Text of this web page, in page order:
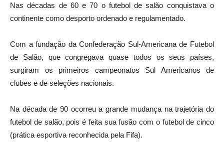
Nas décadas de 60 e 70 o futebol de salão conquistava o
continente como desporto ordenado e regulamentado.
Com a fundação da Confederação Sul-Americana de Futebol
de Salão, que congregava quase todos os seus países,
surgiram os primeiros campeonatos Sul Americanos de
clubes e de seleções nacionais.
Na década de 90 ocorreu a grande mudança na trajetória do
futebol de salão, pois é feita sua fusão com o futebol de cinco
(prática esportiva reconhecida pela Fifa).